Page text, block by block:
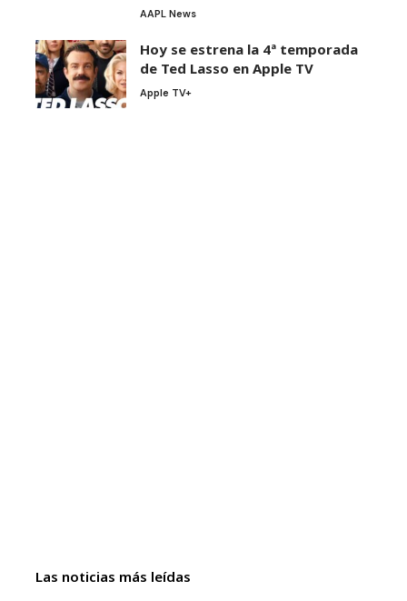
AAPL News
Hoy se estrena la 4ª temporada
de Ted Lasso en Apple TV
Apple TV+
Las noticias más leídas